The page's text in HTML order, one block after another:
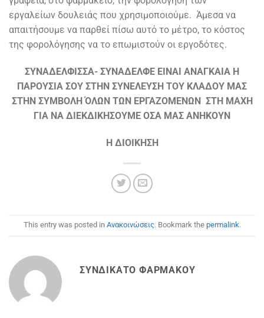
εργαλείων δουλειάς που χρησιμοποιούμε. Άμεσα να
απαιτήσουμε να παρθεί πίσω αυτό το μέτρο, το κόστος
της φορολόγησης να το επωμιστούν οι εργοδότες.
ΣΥΝΑΔΕΛΦΙΣΣΑ- ΣΥΝΑΔΕΛΦΕ ΕΙΝΑΙ ΑΝΑΓΚΑΙΑ Η
ΠΑΡΟΥΣΙΑ ΣΟΥ ΣΤΗΝ ΣΥΝΕΛΕΥΣΗ ΤΟΥ ΚΛΑΔΟΥ ΜΑΣ
ΣΤΗΝ ΣΥΜΒΟΛΗ ΌΛΩΝ ΤΩΝ ΕΡΓΑΖΟΜΕΝΩΝ ΣΤΗ ΜΑΧΗ
ΓΙΑ ΝΑ ΔΙΕΚΔΙΚΗΣΟΥΜΕ ΟΣΑ ΜΑΣ ΑΝΗΚΟΥΝ
Η ΔΙΟΙΚΗΣΗ
This entry was posted in Ανακοινώσεις. Bookmark the permalink.
ΣΥΝΔΙΚΆΤΟ ΦΑΡΜΆΚΟΥ